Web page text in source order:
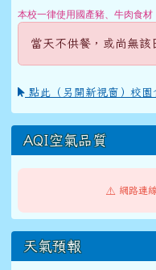
本校一律使用國產豬、牛肉食材
當天不供餐，或尚無該
點此（另開新視窗）校
AQI空氣品質
⚠️ 網路連
天氣預報